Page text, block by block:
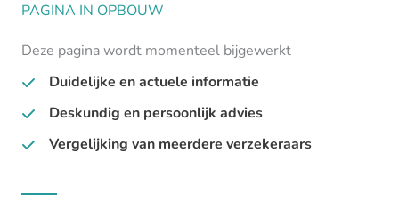
PAGINA IN OPBOUW
Deze pagina wordt momenteel bijgewerkt
Duidelijke en actuele informatie
Deskundig en persoonlijk advies
Vergelijking van meerdere verzekeraars